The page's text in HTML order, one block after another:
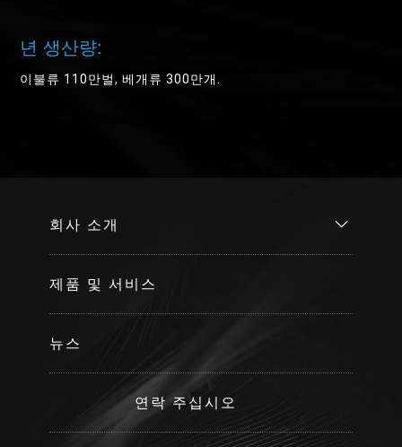
년 생산량:
이불류 110만벌, 베개류 300만개.
회사 소개
제품 및 서비스
뉴스
연락 주십시오